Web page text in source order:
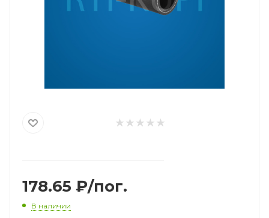
178.65 ₽/пог.
В наличии